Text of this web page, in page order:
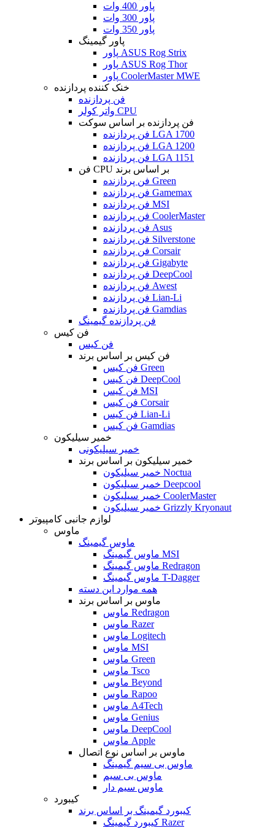
پاور 400 وات
پاور 300 وات
پاور 350 وات
پاور گیمینگ
پاور ASUS Rog Strix
پاور ASUS Rog Thor
پاور CoolerMaster MWE
خنک کننده پردازنده
فن پردازنده
واتر کولر CPU
فن پردازنده بر اساس سوکت
فن پردازنده LGA 1700
فن پردازنده LGA 1200
فن پردازنده LGA 1151
فن CPU بر اساس برند
فن پردازنده Green
فن پردازنده Gamemax
فن پردازنده MSI
فن پردازنده CoolerMaster
فن پردازنده Asus
فن پردازنده Silverstone
فن پردازنده Corsair
فن پردازنده Gigabyte
فن پردازنده DeepCool
فن پردازنده Awest
فن پردازنده Lian-Li
فن پردازنده Gamdias
فن پردازنده گیمینگ
فن کیس
فن کیس
فن کیس بر اساس برند
فن کیس Green
فن کیس DeepCool
فن کیس MSI
فن کیس Corsair
فن کیس Lian-Li
فن کیس Gamdias
خمیر سیلیکون
خمیر سیلیکونی
خمیر سیلیکون بر اساس برند
خمیر سیلیکون Noctua
خمیر سیلیکون Deepcool
خمیر سیلیکون CoolerMaster
خمیر سیلیکون Grizzly Kryonaut
لوازم جانبی کامپیوتر
ماوس
ماوس گیمینگ
ماوس گیمینگ MSI
ماوس گیمینگ Redragon
ماوس گیمینگ T-Dagger
همه موارد این دسته
ماوس بر اساس برند
ماوس Redragon
ماوس Razer
ماوس Logitech
ماوس MSI
ماوس Green
ماوس Tsco
ماوس Beyond
ماوس Rapoo
ماوس A4Tech
ماوس Genius
ماوس DeepCool
ماوس Apple
ماوس بر اساس نوع اتصال
ماوس بی سیم گیمینگ
ماوس بی سیم
ماوس سیم دار
کیبورد
کیبورد گیمینگ بر اساس برند
کیبورد گیمینگ Razer